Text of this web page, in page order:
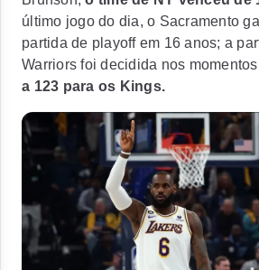
último jogo do dia, o Sacramento
partida de playoff em 16 anos; a
Warriors foi decidida nos
a 123 para os Kings.